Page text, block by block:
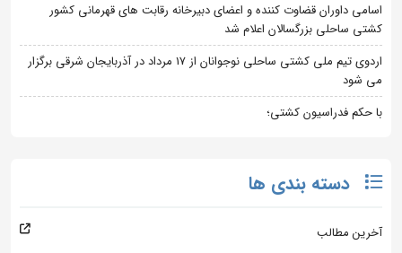
اسامی داوران قضاوت کننده و اعضای دبیرخانه رقابت های قهرمانی کشور
کشتی ساحلی بزرگسالان اعلام شد
اردوی تیم ملی کشتی ساحلی نوجوانان از 17 مرداد در آذربایجان شرقی برگزار
می شود
با حکم فدراسیون کشتی؛
دسته بندی ها
آخرین مطالب